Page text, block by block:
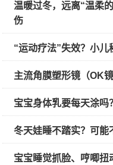
温暖过冬，远离“温柔
伤
“运动疗法”失效？小
主流角膜塑形镜（OK
宝宝身体乳要每天涂吗
冬天娃睡不踏实？可能
宝宝睡觉抓脸、哼唧扭